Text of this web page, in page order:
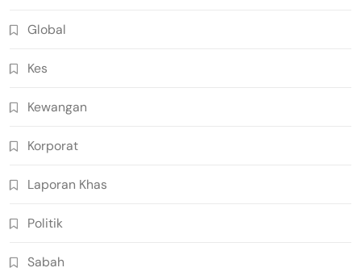
Global
Kes
Kewangan
Korporat
Laporan Khas
Politik
Sabah